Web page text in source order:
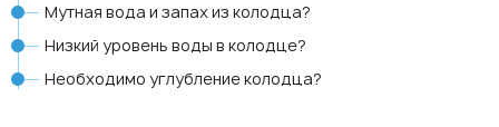
Мутная вода и запах из колодца?
Низкий уровень воды в колодце?
Необходимо углубление колодца?